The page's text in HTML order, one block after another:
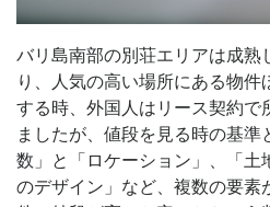
バリ島南部の別荘エリアは成熟
り、人気の高い場所にある物件
する時、外国人はリース契約で
ましたが、値段を見る時の基
数」と「ロケーション」、「土
のデザイン」など、複数の要素